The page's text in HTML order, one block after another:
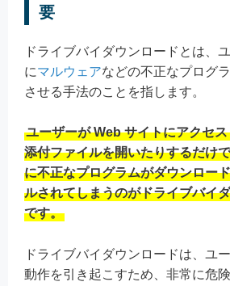
要
ドライブバイダウンロードとは、
にマルウェアなどの不正なプログ
させる手法のことを指します。
ユーザーが Web サイトにアクセ
添付ファイルを開いたりするだけ
に不正なプログラムがダウンロー
ルされてしまうのがドライブバイ
です。
ドライブバイダウンロードは、ユ
動作を引き起こすため、非常に危